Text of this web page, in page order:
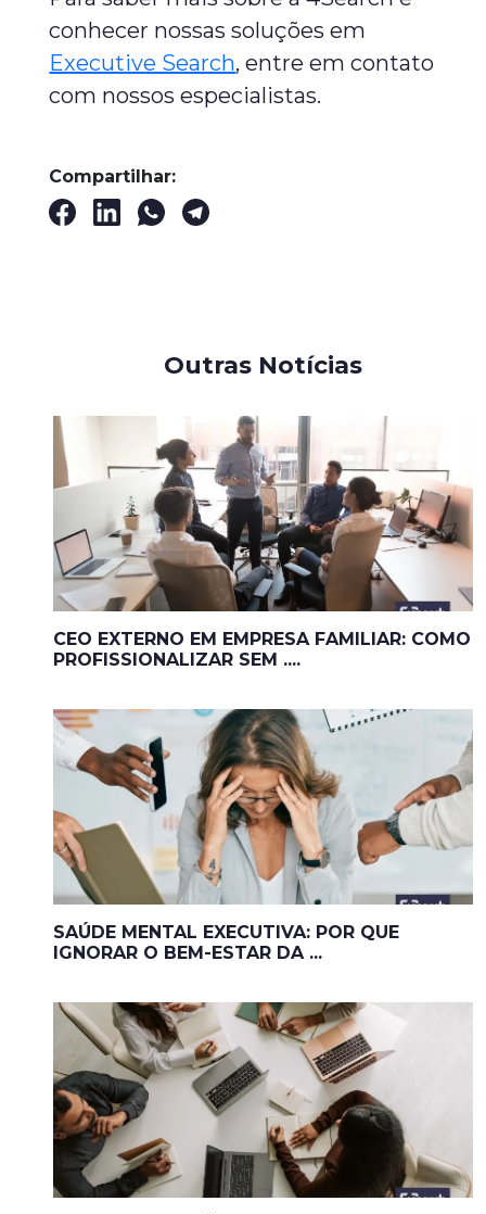
conhecer nossas soluções em
Executive Search, entre em contato
com nossos especialistas.
Compartilhar:
Outras Notícias
CEO EXTERNO EM EMPRESA FAMILIAR: COMO
PROFISSIONALIZAR SEM ....
SAÚDE MENTAL EXECUTIVA: POR QUE
IGNORAR O BEM-ESTAR DA ...